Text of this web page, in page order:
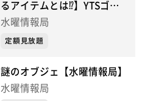
るアイテムとは⁉】YTSゴジ
ダス・水曜情報局
水曜情報局
定額見放題
謎のオブジェ【水曜情報局】
水曜情報局